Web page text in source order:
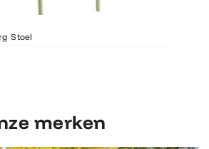
Stoel
Fermob
Stoel
merken